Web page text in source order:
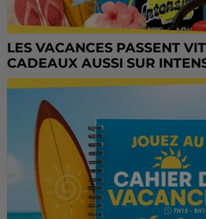
LES VACANCES PASSENT
CADEAUX AUSSI SUR